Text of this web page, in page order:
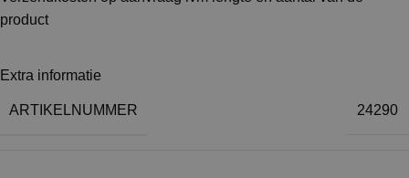
product
Extra informatie
ARTIKELNUMMER 24290